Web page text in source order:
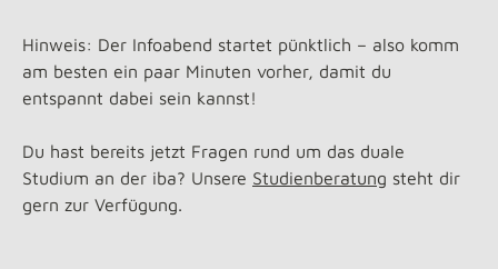
Hinweis: Der Infoabend startet pünktlich – also komm
am besten ein paar Minuten vorher, damit du
entspannt dabei sein kannst!
Du hast bereits jetzt Fragen rund um das duale
Studium an der iba? Unsere Studienberatung steht dir
gern zur Verfügung.